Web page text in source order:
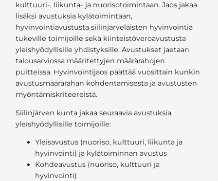
kulttuuri-, liikunta- ja nuorisotoimintaan. Jaos jakaa
lisäksi avustuksia kylätoimintaan,
hyvinvointiavustusta siilinjärveläisten hyvinvointia
tukeville toimijoille sekä kiinteistöveroavustusta
yleishyödyllisille yhdistyksille. Avustukset jaetaan
talousarviossa määritettyjen määrärahojen
puitteissa. Hyvinvointijaos päättää vuosittain kunkin
avustusmäärärahan kohdentamisesta ja avustusten
myöntämiskriteereistä.
Siilinjärven kunta jakaa seuraavia avustuksia
yleishyödyllisille toimijoille:
Yleisavustus (nuoriso, kulttuuri, liikunta ja
hyvinvointi) ja kylätoiminnan avustus
Kohdeavustus (nuoriso, kulttuuri ja
hyvinvointi)